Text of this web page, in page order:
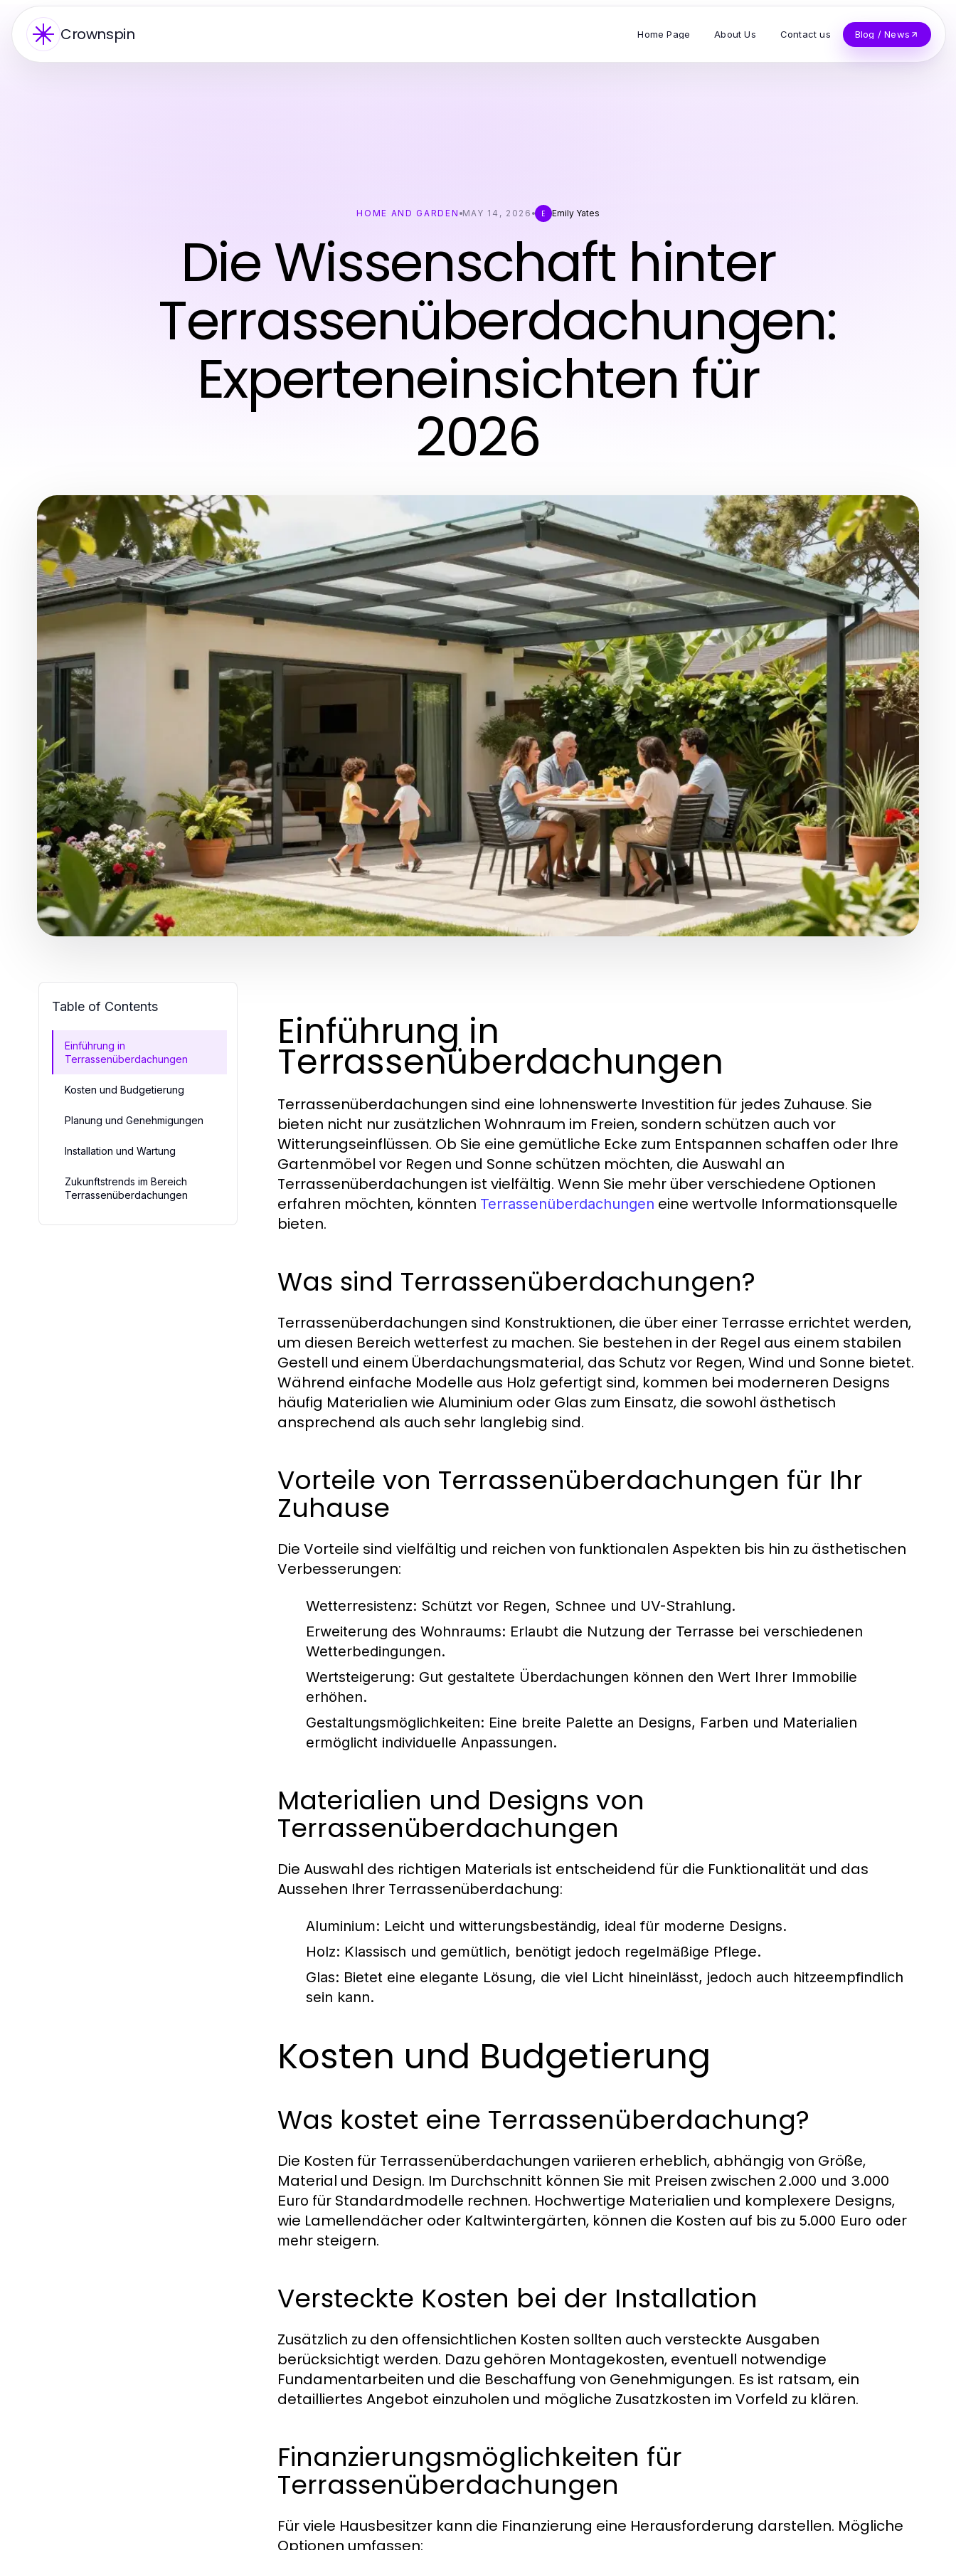
Crownspin Home Page About Us Contact us Blog / News
HOME AND GARDEN MAY 14, 2026 E Emily Yates
Die Wissenschaft hinter
Terrassenüberdachungen:
Experteneinsichten für
2026
Table of Contents
Einführung in
Terrassenüberdachungen
Kosten und Budgetierung
Planung und Genehmigungen
Installation und Wartung
Zukunftstrends im Bereich
Terrassenüberdachungen
Einführung in
Terrassenüberdachungen
Terrassenüberdachungen sind eine lohnenswerte Investition für jedes Zuhause. Sie
bieten nicht nur zusätzlichen Wohnraum im Freien, sondern schützen auch vor
Witterungseinflüssen. Ob Sie eine gemütliche Ecke zum Entspannen schaffen oder Ihre
Gartenmöbel vor Regen und Sonne schützen möchten, die Auswahl an
Terrassenüberdachungen ist vielfältig. Wenn Sie mehr über verschiedene Optionen
erfahren möchten, könnten Terrassenüberdachungen eine wertvolle Informationsquelle
bieten.
Was sind Terrassenüberdachungen?
Terrassenüberdachungen sind Konstruktionen, die über einer Terrasse errichtet werden,
um diesen Bereich wetterfest zu machen. Sie bestehen in der Regel aus einem stabilen
Gestell und einem Überdachungsmaterial, das Schutz vor Regen, Wind und Sonne bietet.
Während einfache Modelle aus Holz gefertigt sind, kommen bei moderneren Designs
häufig Materialien wie Aluminium oder Glas zum Einsatz, die sowohl ästhetisch
ansprechend als auch sehr langlebig sind.
Vorteile von Terrassenüberdachungen für Ihr
Zuhause
Die Vorteile sind vielfältig und reichen von funktionalen Aspekten bis hin zu ästhetischen
Verbesserungen:
Wetterresistenz: Schützt vor Regen, Schnee und UV-Strahlung.
Erweiterung des Wohnraums: Erlaubt die Nutzung der Terrasse bei verschiedenen
Wetterbedingungen.
Wertsteigerung: Gut gestaltete Überdachungen können den Wert Ihrer Immobilie
erhöhen.
Gestaltungsmöglichkeiten: Eine breite Palette an Designs, Farben und Materialien
ermöglicht individuelle Anpassungen.
Materialien und Designs von
Terrassenüberdachungen
Die Auswahl des richtigen Materials ist entscheidend für die Funktionalität und das
Aussehen Ihrer Terrassenüberdachung:
Aluminium: Leicht und witterungsbeständig, ideal für moderne Designs.
Holz: Klassisch und gemütlich, benötigt jedoch regelmäßige Pflege.
Glas: Bietet eine elegante Lösung, die viel Licht hineinlässt, jedoch auch hitzeempfindlich
sein kann.
Kosten und Budgetierung
Was kostet eine Terrassenüberdachung?
Die Kosten für Terrassenüberdachungen variieren erheblich, abhängig von Größe,
Material und Design. Im Durchschnitt können Sie mit Preisen zwischen 2.000 und 3.000
Euro für Standardmodelle rechnen. Hochwertige Materialien und komplexere Designs,
wie Lamellendächer oder Kaltwintergärten, können die Kosten auf bis zu 5.000 Euro oder
mehr steigern.
Versteckte Kosten bei der Installation
Zusätzlich zu den offensichtlichen Kosten sollten auch versteckte Ausgaben
berücksichtigt werden. Dazu gehören Montagekosten, eventuell notwendige
Fundamentarbeiten und die Beschaffung von Genehmigungen. Es ist ratsam, ein
detailliertes Angebot einzuholen und mögliche Zusatzkosten im Vorfeld zu klären.
Finanzierungsmöglichkeiten für
Terrassenüberdachungen
Für viele Hausbesitzer kann die Finanzierung eine Herausforderung darstellen. Mögliche
Optionen umfassen: